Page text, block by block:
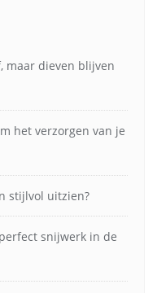
maar dieven blijven
het verzorgen van je
stijlvol uitzien?
snijwerk in de